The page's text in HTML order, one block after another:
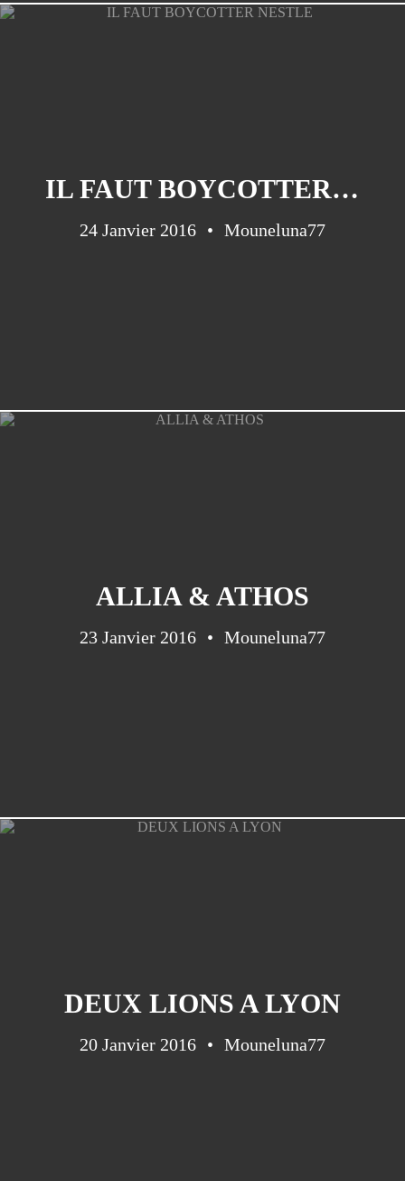
IL FAUT BOYCOTTER NESTLE
24 Janvier 2016 Mouneluna77
ALLIA & ATHOS
23 Janvier 2016 Mouneluna77
DEUX LIONS A LYON
20 Janvier 2016 Mouneluna77